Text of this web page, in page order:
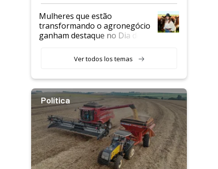
Mulheres que estão
transformando o agronegócio
ganham destaque no Dia do
Ver todos los temas
Política